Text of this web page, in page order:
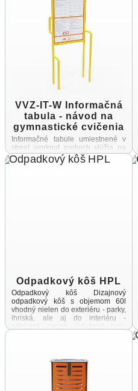
VVZ-IT-W Informačná
tabula - návod na
gymnastické cvičenia
Informačné tabule umiestnené v
street workout parkoch slúžia na
poskytovanie potrebných
informácií užívateľomSúčasťou
Odpadkový kôš HPL
Odpadkový kôš Dizajnový
odpadkový kôš s objemom 60l
vhodný nielen do exteriéru - parky,
ihriská, ale aj do interiéru -
nákupné centrá, letiskové haly,